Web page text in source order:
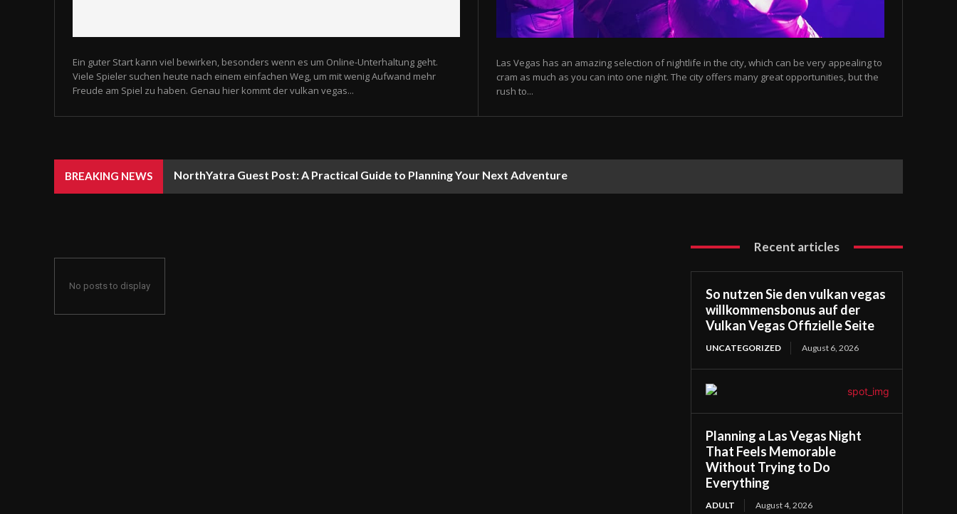
Ein guter Start kann viel bewirken, besonders wenn es um Online-Unterhaltung geht.
Viele Spieler suchen heute nach einem einfachen Weg, um mit wenig Aufwand mehr
Freude am Spiel zu haben. Genau hier kommt der vulkan vegas...
Las Vegas has an amazing selection of nightlife in the city, which can be very appealing to
cram as much as you can into one night. The city offers many great opportunities, but the
rush to...
BREAKING NEWS NorthYatra Guest Post: A Practical Guide to Planning Your Next Adventure
No posts to display
Recent articles
So nutzen Sie den vulkan vegas
willkommensbonus auf der
Vulkan Vegas Offizielle Seite
UNCATEGORIZED August 6, 2026
Planning a Las Vegas Night
That Feels Memorable
Without Trying to Do
Everything
ADULT August 4, 2026